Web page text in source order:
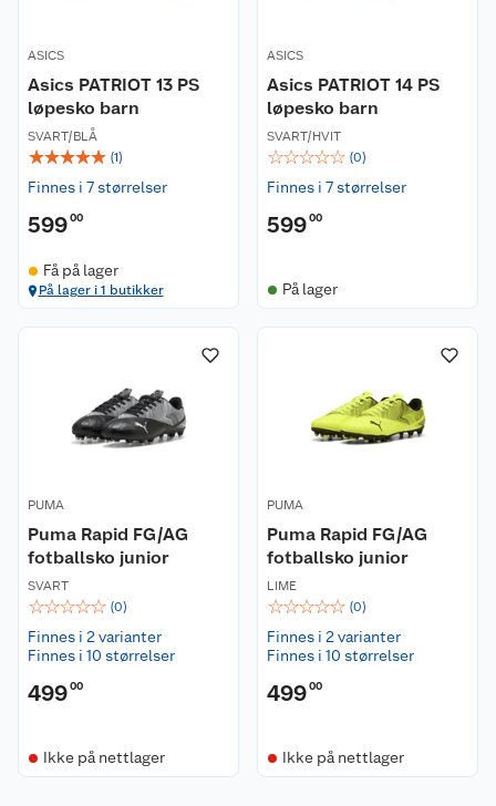
ASICS
Asics PATRIOT 13 PS
løpesko barn
SVART/BLÅ
☆☆☆☆☆ (1)
Finnes i 7 størrelser
59900
Få på lager
På lager i 1 butikker
ASICS
Asics PATRIOT 14 PS
løpesko barn
SVART/HVIT
☆☆☆☆☆ (0)
Finnes i 7 størrelser
59900
På lager
PUMA
Puma Rapid FG/AG
fotballsko junior
SVART
☆☆☆☆☆ (0)
Finnes i 2 varianter
Finnes i 10 størrelser
49900
Ikke på nettlager
PUMA
Puma Rapid FG/AG
fotballsko junior
LIME
☆☆☆☆☆ (0)
Finnes i 2 varianter
Finnes i 10 størrelser
49900
Ikke på nettlager
Våre butikker
Våre merkevarer
Coop kjeder
Ledige stillinger
Bærekraft
Samvirkelag
Kundeservice
Angre- og returrett
Reklamasjon og garanti
Ofte stilte spørsmål
Betalingsalternativer
Leveringsalternativer
Pakkesporing
Kjøpsvilkår
Åpent kjøp
Coop medlem
Klikk og hent
Festdrakter til hele familien
Hagemøbler og utemøbler